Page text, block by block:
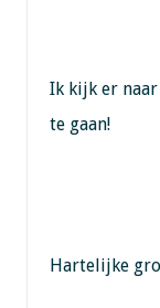
Ik kijk er
te gaan!
Hartelijke